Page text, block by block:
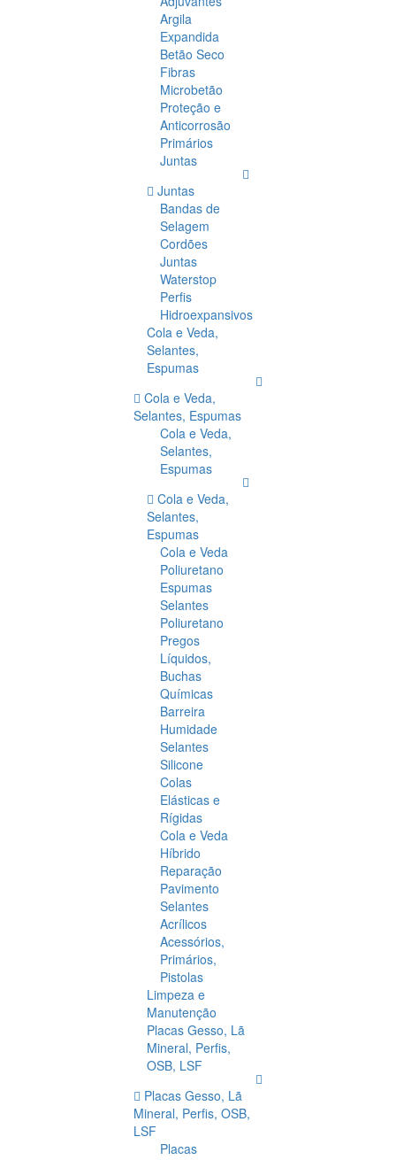
Argila
Expandida
Betão Seco
Fibras
Microbetão
Proteção e
Anticorrosão
Primários
Juntas
Juntas
Bandas de
Selagem
Cordões
Juntas
Waterstop
Perfis
Hidroexpansivos
Cola e Veda,
Selantes,
Espumas
Cola e Veda,
Selantes, Espumas
Cola e Veda,
Selantes,
Espumas
Cola e Veda,
Selantes,
Espumas
Cola e Veda
Poliuretano
Espumas
Selantes
Poliuretano
Pregos
Líquidos,
Buchas
Químicas
Barreira
Humidade
Selantes
Silicone
Colas
Elásticas e
Rígidas
Cola e Veda
Híbrido
Reparação
Pavimento
Selantes
Acrílicos
Acessórios,
Primários,
Pistolas
Limpeza e
Manutenção
Placas Gesso, Lã
Mineral, Perfis,
OSB, LSF
Placas Gesso, Lã
Mineral, Perfis, OSB,
LSF
Placas